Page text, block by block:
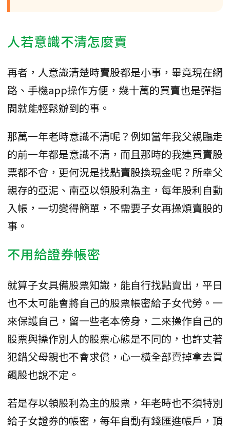
人若意識不清怎麼賣
再者，人意識清楚時賣股都是小事，畢竟現在網
路、手機app操作方便，幾十萬的買賣也是彈指
間就能輕鬆辦到的事。
那萬一年老時意識不清呢？例如當年我父親臨走
的前一年都是意識不清，而且那時的我連買賣股
票都不會，更何況是找點賣股換現金呢？所幸父
親存的亞泥、南亞以領股利為主，每年股利自動
入帳，一切變得簡單，不需要子女再操煩賣股的
事。
不用給證券帳密
就算子女具備股票知識，能自行找點賣出，平日
也不太可能會將自己的股票帳密給子女代勞。一
來保護自己，留一些老本傍身，二來操作自己的
股票與操作別人的股票心態是不同的，也許丈著
犯錯父母親也不會求償，心一橫全部賣掉拿去買
飆股也說不定。
若是存以領股利為主的股票，年老時也不須特別
給子女證券的帳密，每年自動有錢匯進帳戶，頂